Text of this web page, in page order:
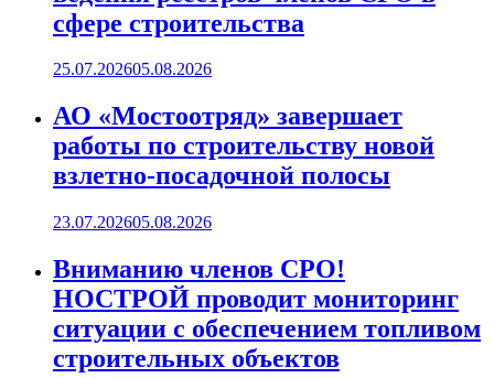
сфере строительства
25.07.202605.08.2026
АО «Мостоотряд» завершает
работы по строительству новой
взлетно-посадочной полосы
23.07.202605.08.2026
Вниманию членов СРО!
НОСТРОЙ проводит мониторинг
ситуации с обеспечением топливом
строительных объектов